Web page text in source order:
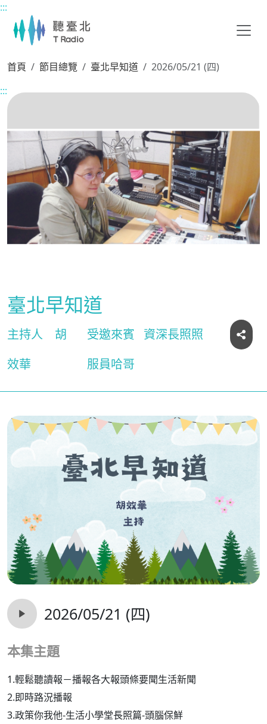
主要內容區塊
:::
首頁 節目總覽 臺北早知道
2026/05/21 (四)
:::
臺北早知道
主持人
胡
效華
受邀來賓
資深長照照
服員哈哥
2026/05/21 (四)
本集主題
1.輕鬆聽讀報－播報各大報頭條要聞生活新聞
2.即時路況播報
3.政策你我他-生活小學堂長照篇-頭腦保鮮